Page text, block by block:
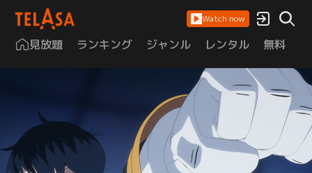
Watch now
見放題 ランキング ジャンル レンタル 無料